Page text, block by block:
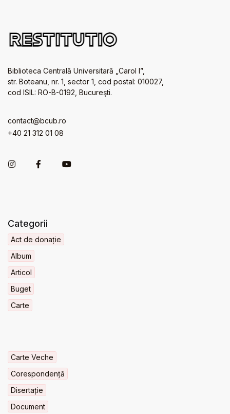
Biblioteca Centrală Universitară „Carol I”,
str. Boteanu, nr. 1, sector 1, cod postal: 010027,
cod ISIL: RO-B-0192, Bucureşti.
contact@bcub.ro
+40 21 312 01 08
Categorii
Act de donație
Album
Articol
Buget
Carte
Carte Veche
Corespondență
Disertație
Document